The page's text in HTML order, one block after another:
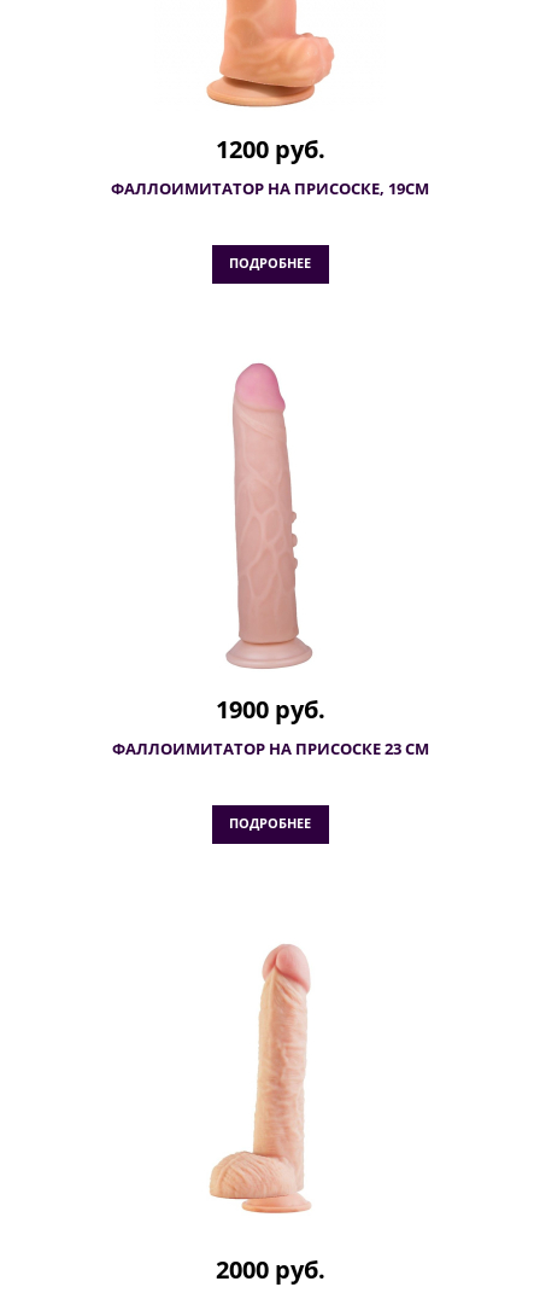
1200 руб.
ФАЛЛОИМИТАТОР НА ПРИСОСКЕ, 19СМ
ПОДРОБНЕЕ
1900 руб.
ФАЛЛОИМИТАТОР НА ПРИСОСКЕ 23 СМ
ПОДРОБНЕЕ
2000 руб.